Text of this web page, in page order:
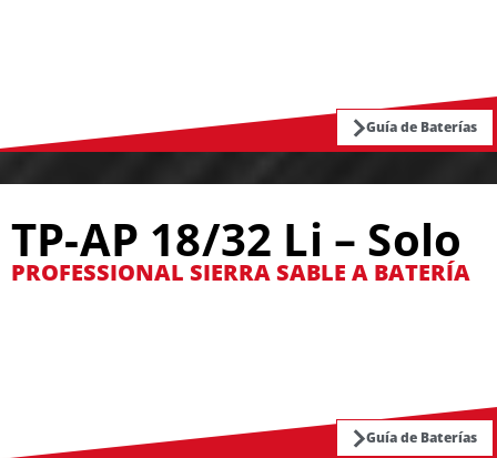
Guía de Baterías
TP-AP 18/32 Li – Solo
PROFESSIONAL SIERRA SABLE A BATERÍA
Guía de Baterías